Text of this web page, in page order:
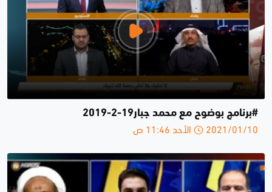
#برنامج بوضوح مع محمد جبار19-2-2019
2021/01/10 الأحد 11:46 ص